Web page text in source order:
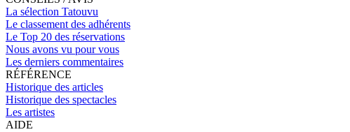
La sélection Tatouvu
Le classement des adhérents
Le Top 20 des réservations
Nous avons vu pour vous
Les derniers commentaires
RÉFÉRENCE
Historique des articles
Historique des spectacles
Les artistes
AIDE